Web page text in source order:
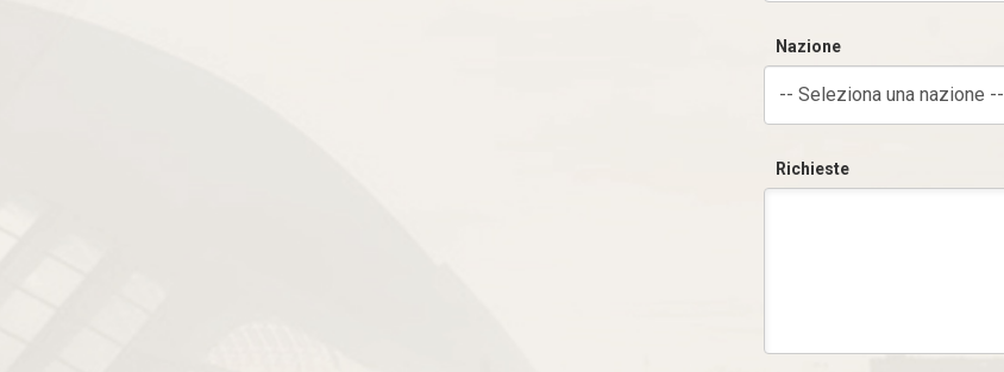
Nazione
-- Seleziona una nazione --
Richieste